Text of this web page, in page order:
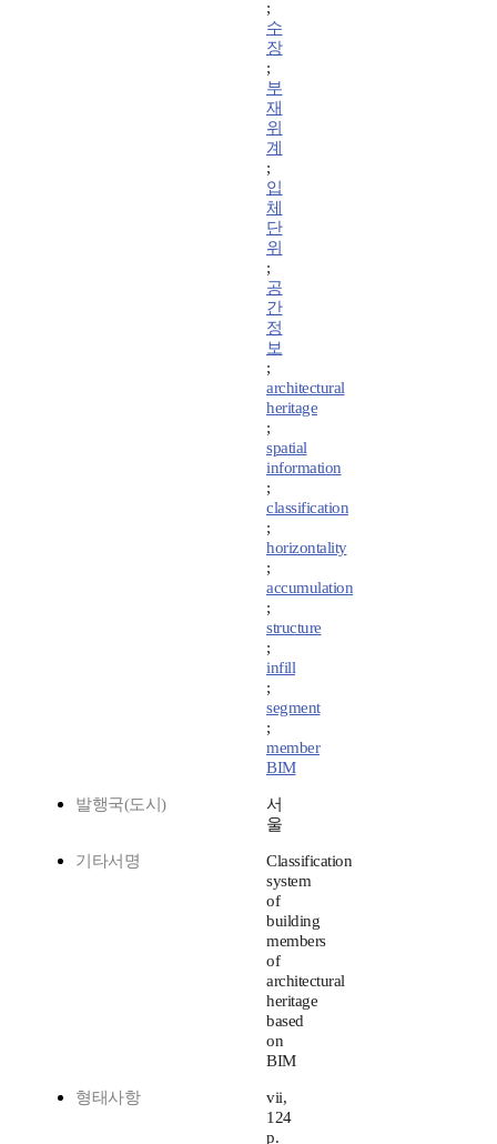
;
수
장
;
부
재
위
계
;
입
체
단
위
;
공
간
정
보
;
architectural
heritage
;
spatial
information
;
classification
;
horizontality
;
accumulation
;
structure
;
infill
;
segment
;
member
BIM
발행국(도시)
서
울
기타서명
Classification
system
of
building
members
of
architectural
heritage
based
on
BIM
형태사항
vii,
124
p.